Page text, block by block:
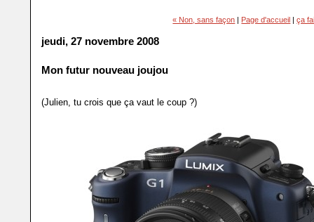
« Non, sans façon | Page d'accueil |ça
jeudi, 27 novembre 2008
Mon futur nouveau joujou
(Julien, tu crois que ça vaut le coup ?)